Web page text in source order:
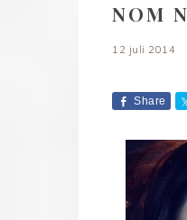
NOM
12 juli 2014
Share